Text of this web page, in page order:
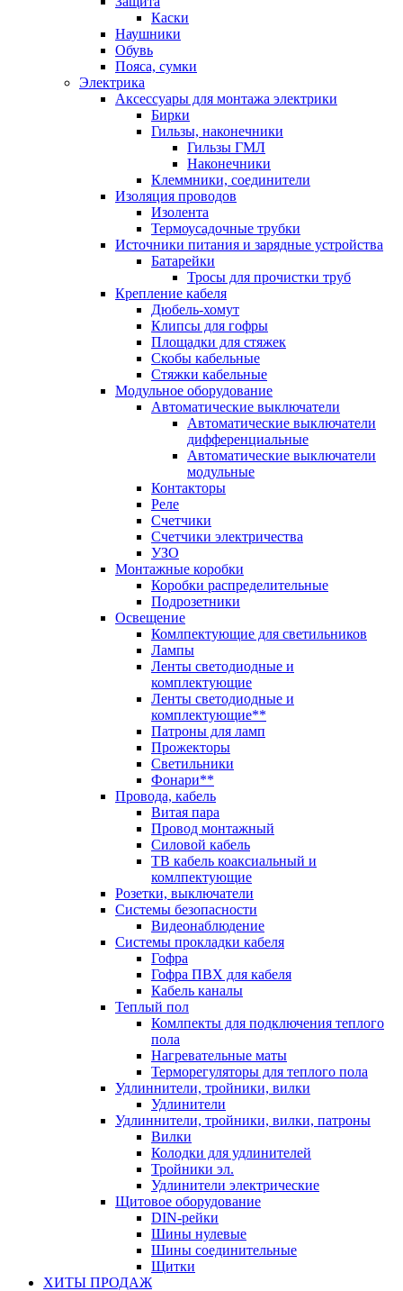
Каски
Наушники
Обувь
Пояса, сумки
Электрика
Аксессуары для монтажа электрики
Бирки
Гильзы, наконечники
Гильзы ГМЛ
Наконечники
Клеммники, соединители
Изоляция проводов
Изолента
Термоусадочные трубки
Источники питания и зарядные устройства
Батарейки
Тросы для прочистки труб
Крепление кабеля
Дюбель-хомут
Клипсы для гофры
Площадки для стяжек
Скобы кабельные
Стяжки кабельные
Модульное оборудование
Автоматические выключатели
Автоматические выключатели
дифференциальные
Автоматические выключатели
модульные
Контакторы
Реле
Счетчики
Счетчики электричества
УЗО
Монтажные коробки
Коробки распределительные
Подрозетники
Освещение
Комлпектующие для светильников
Лампы
Ленты светодиодные и
комплектующие
Ленты светодиодные и
комплектующие**
Патроны для ламп
Прожекторы
Светильники
Фонари**
Провода, кабель
Витая пара
Провод монтажный
Силовой кабель
ТВ кабель коаксиальный и
комлпектующие
Розетки, выключатели
Системы безопасности
Видеонаблюдение
Системы прокладки кабеля
Гофра
Гофра ПВХ для кабеля
Кабель каналы
Теплый пол
Комлпекты для подключения теплого
пола
Нагревательные маты
Терморегуляторы для теплого пола
Удлиннители, тройники, вилки
Удлинители
Удлиннители, тройники, вилки, патроны
Вилки
Колодки для удлинителей
Тройники эл.
Удлинители электрические
Щитовое оборудование
DIN-рейки
Шины нулевые
Шины соединительные
Щитки
ХИТЫ ПРОДАЖ